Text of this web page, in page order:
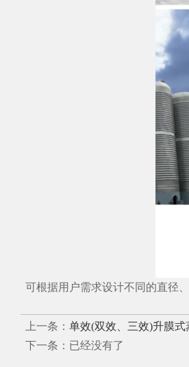
可根据用户需求设计不同的直径
上一条： 单效(双效、三效)升膜式
下一条：已经没有了